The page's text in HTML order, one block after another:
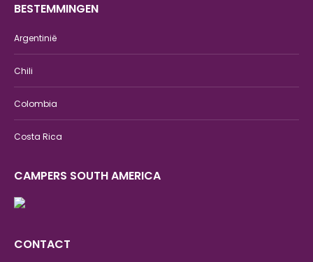
BESTEMMINGEN
Argentinië
Chili
Colombia
Costa Rica
CAMPERS SOUTH AMERICA
CONTACT